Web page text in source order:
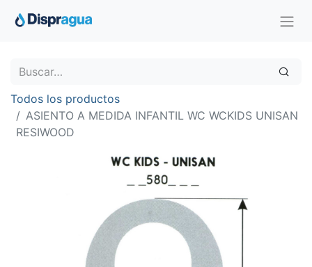
Todos los productos
ASIENTO A MEDIDA INFANTIL WC WCKIDS UNISAN
RESIWOOD